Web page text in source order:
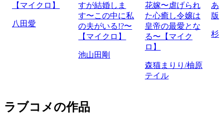
【マイクロ】
八田愛
すが結婚しま
す〜この中に私
の夫がいる!?〜
【マイクロ】
池山田剛
花嫁〜虐げられ
た心癒し令嬢は
皇帝の最愛とな
る〜【マイク
ロ】
森猫まりり/柚原
テイル
あ
版
杉
ラブコメの作品